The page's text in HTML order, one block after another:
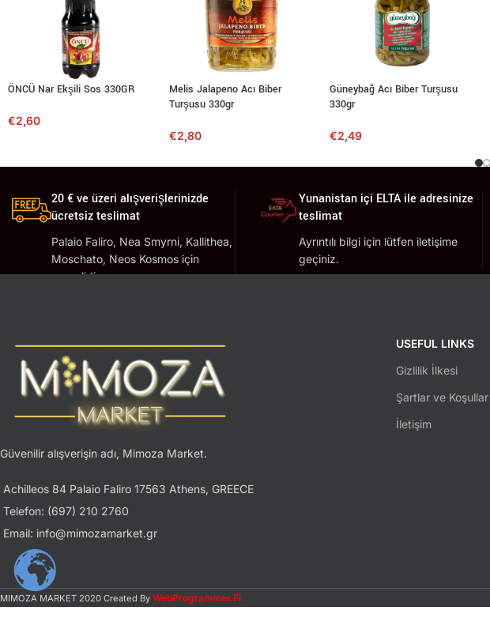
ÖNCÜ Nar Ekşili Sos 330GR
€2,60
Melis Jalapeno Acı Biber
Turşusu 330gr
€2,80
Güneybağ Acı Biber Turşusu
330gr
€2,49
20 € ve üzeri alışverişlerinizde
ücretsiz teslimat
Palaio Faliro, Nea Smyrni, Kallithea,
Moschato, Neos Kosmos için
geçerlidir.
Yunanistan içi ELTA ile adresinize
teslimat
Ayrıntılı bilgi için lütfen iletişime
geçiniz.
Güvenilir alışverişin adı, Mimoza Market.
Achilleos 84 Palaio Faliro 17563 Athens, GREECE
Telefon: (697) 210 2760
Email: info@mimozamarket.gr
USEFUL LINKS
Gizlilik İlkesi
Şartlar ve Koşullar
İletişim
MIMOZA MARKET 2020 Created By WebProgrammer.Fi